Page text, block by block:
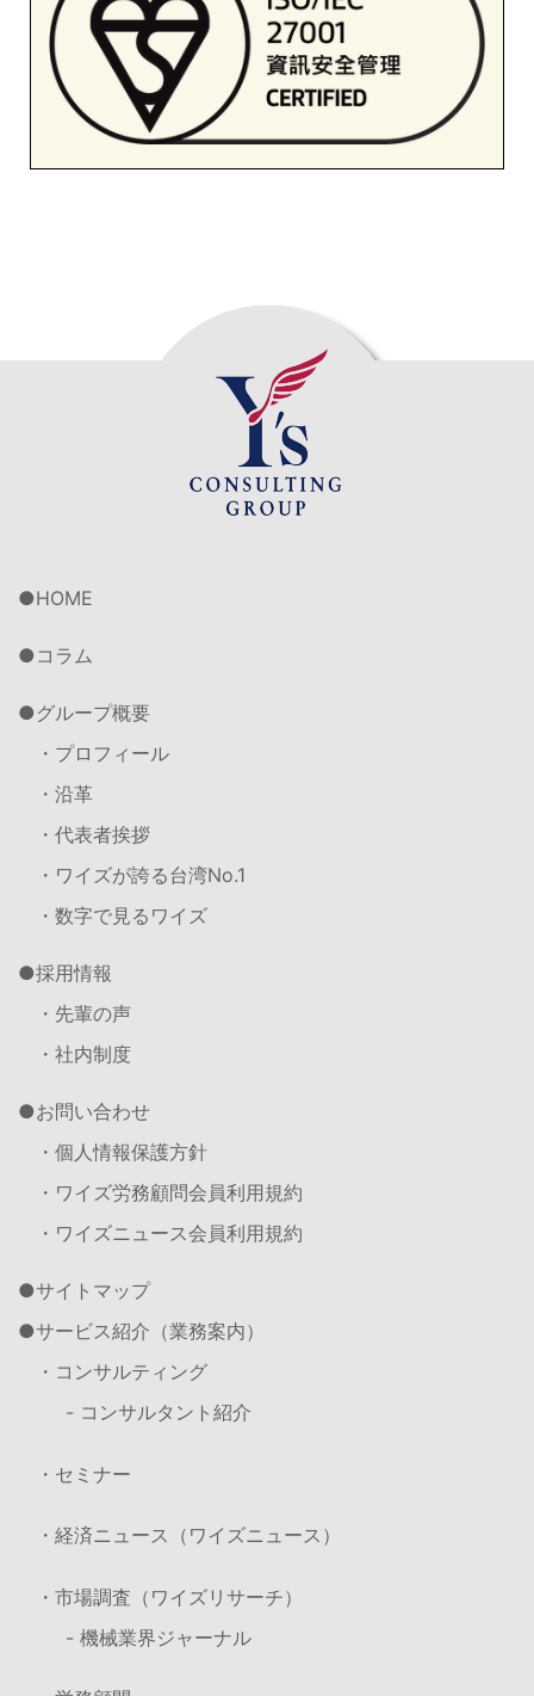
HOME
コラム
グループ概要
・プロフィール
・沿革
・代表者挨拶
・ワイズが誇る台湾No.1
・数字で見るワイズ
採用情報
・先輩の声
・社内制度
お問い合わせ
・個人情報保護方針
・ワイズ労務顧問会員利用規約
・ワイズニュース会員利用規約
サイトマップ
サービス紹介（業務案内）
・コンサルティング
- コンサルタント紹介
・セミナー
・経済ニュース（ワイズニュース）
・市場調査（ワイズリサーチ）
- 機械業界ジャーナル